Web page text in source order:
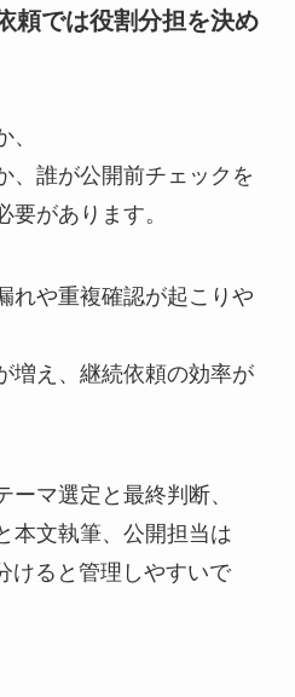
頼では役割分担を決め
、誰が公開前チェックを
があります。
れや重複確認が起こりや
増え、継続依頼の効率が
マ選定と最終判断、
本文執筆、公開担当は
けると管理しやすいで